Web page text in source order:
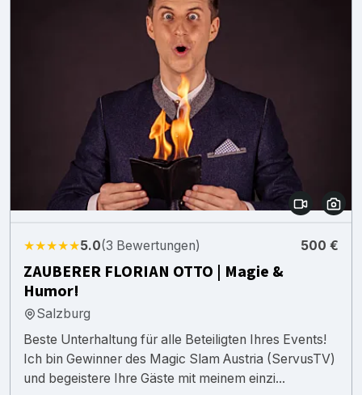
★★★★★5.0(3 Bewertungen) 500 €
ZAUBERER FLORIAN OTTO | Magie &
Humor!
Salzburg
Beste Unterhaltung für alle Beteiligten Ihres Events!
Ich bin Gewinner des Magic Slam Austria (ServusTV)
und begeistere Ihre Gäste mit meinem einzi...